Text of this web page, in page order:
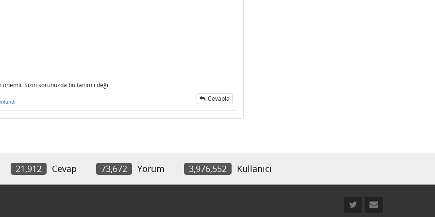
önemli. Sizin sorunuzda bu tanımlı değil.
Cevapla
21,912 Cevap 73,672 Yorum 3,976,552 Kullanıcı